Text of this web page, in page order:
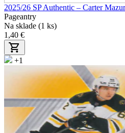
2025/26 SP Authentic – Carter
Pageantry
Na sklade (1 ks)
1,40 €
+1